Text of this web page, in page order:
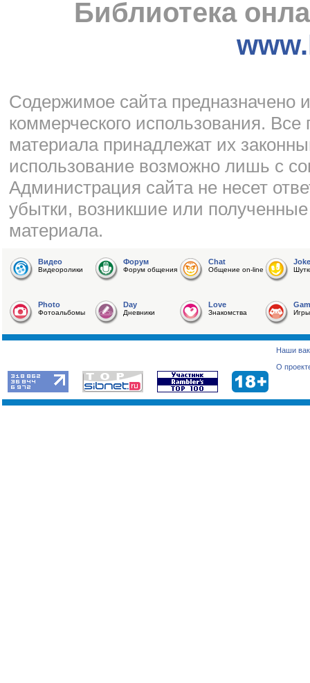
Библиотека
Cодержимое сайта предназначено
коммерческого использования.
материала принадлежат их
использование возможно лишь с
Администрация сайта не несет
убытки, возникшие или
материала.
Видео
Видеоролики
Форум
Форум общения
Chat
Общение on-line
Joke
Photo
Фотоальбомы
Day
Дневники
Love
Знакомства Игры
Наши
О